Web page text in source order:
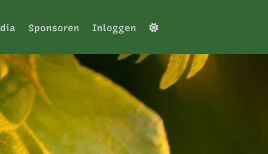
Sponsoren Inloggen